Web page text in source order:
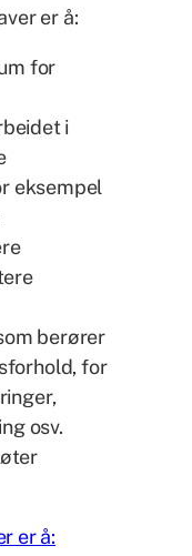
er å:
for
i
eksempel
berører
for
osv.
er å: